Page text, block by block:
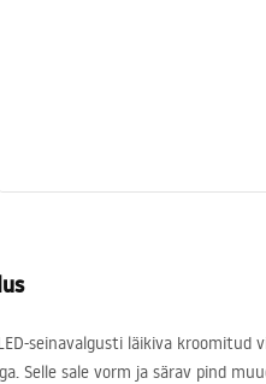
segistid
dušid
tarvikud
-seinavalgusti läikiva kroomitud
Selle sale vorm ja särav pind